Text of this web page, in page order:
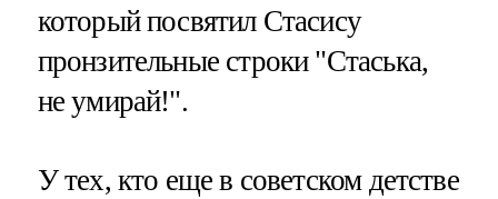
который посвятил Стасису
пронзительные строки "Стаська,
не умирай!".
У тех, кто еще в советском детстве